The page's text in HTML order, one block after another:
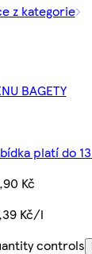
z kategorie
BAGETY
platí do
Kč
Kč/l
controls